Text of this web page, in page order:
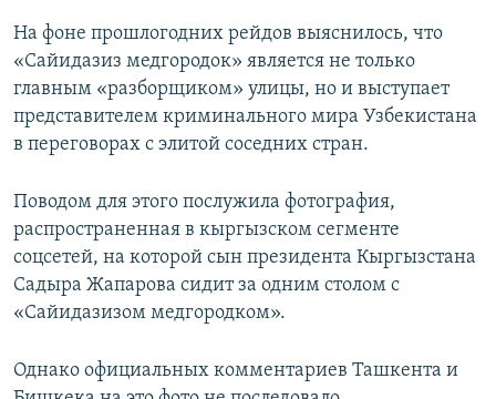
На фоне прошлогодних рейдов выяснилось, что
«Сайидазиз медгородок» является не только
главным «разборщиком» улицы, но и выступает
представителем криминального мира Узбекистана
в переговорах с элитой соседних стран.
Поводом для этого послужила фотография,
распространенная в кыргызском сегменте
соцсетей, на которой сын президента Кыргызстана
Садыра Жапарова сидит за одним столом с
«Сайидазизом медгородком».
Однако официальных комментариев Ташкента и